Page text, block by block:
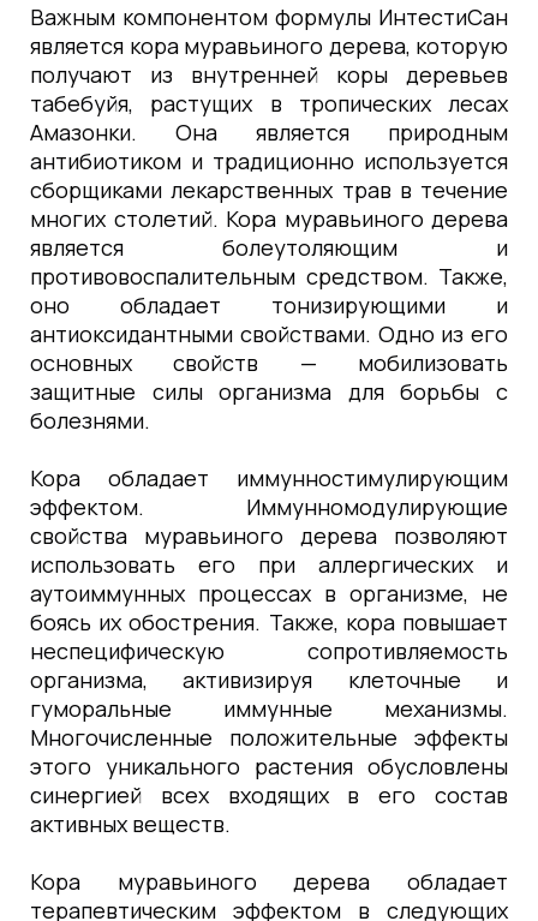
Важным компонентом формулы ИнтестиСан
является кора муравьиного дерева, которую
получают из внутренней коры деревьев
табебуйя, растущих в тропических лесах
Амазонки. Она является природным
антибиотиком и традиционно используется
сборщиками лекарственных трав в течение
многих столетий. Кора муравьиного дерева
является болеутоляющим и
противовоспалительным средством. Также,
оно обладает тонизирующими и
антиоксидантными свойствами. Одно из его
основных свойств — мобилизовать
защитные силы организма для борьбы с
болезнями.
Кора обладает иммунностимулирующим
эффектом. Иммунномодулирующие
свойства муравьиного дерева позволяют
использовать его при аллергических и
аутоиммунных процессах в организме, не
боясь их обострения. Также, кора повышает
неспецифическую сопротивляемость
организма, активизируя клеточные и
гуморальные иммунные механизмы.
Многочисленные положительные эффекты
этого уникального растения обусловлены
синергией всех входящих в его состав
активных веществ.
Кора муравьиного дерева обладает
терапевтическим эффектом в следующих